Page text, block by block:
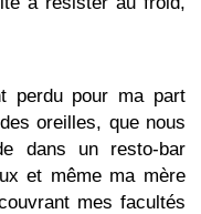
perdu pour ma part
oreilles, que nous
dans un resto-bar
et même ma mère
mes facultés